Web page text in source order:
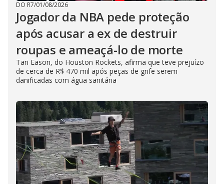
DO R7/01/08/2026
Jogador da NBA pede proteção
após acusar a ex de destruir
roupas e ameaçá-lo de morte
Tari Eason, do Houston Rockets, afirma que teve prejuízo
de cerca de R$ 470 mil após peças de grife serem
danificadas com água sanitária